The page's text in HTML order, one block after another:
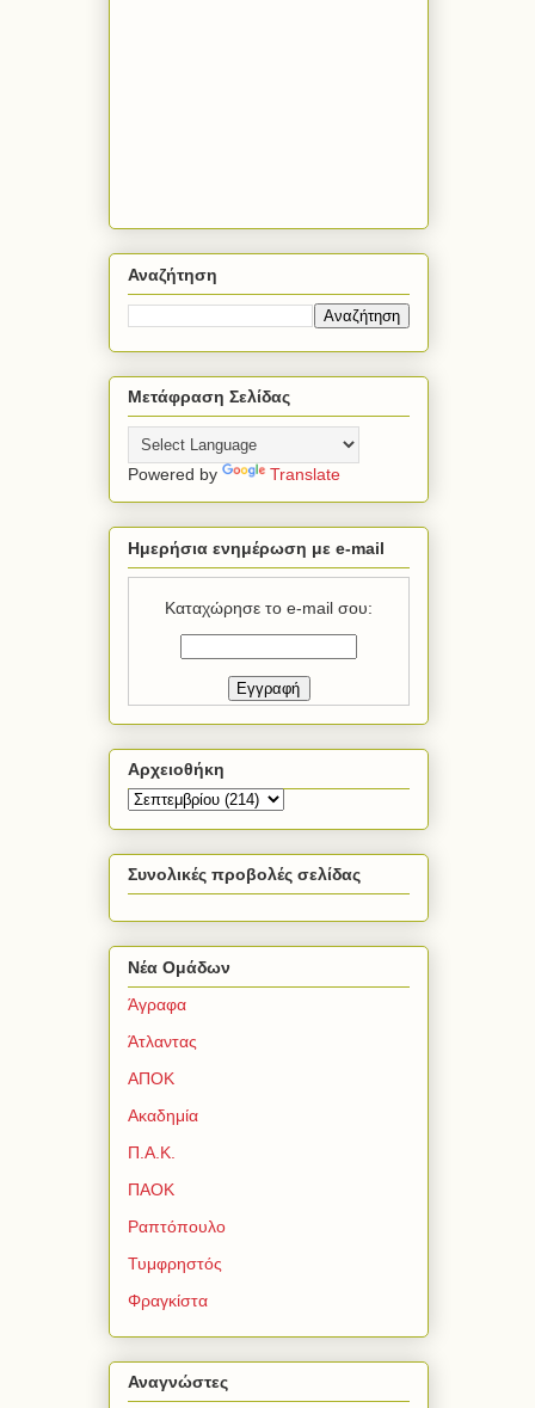
Αναζήτηση
Μετάφραση Σελίδας
Powered by Translate
Ημερήσια ενημέρωση με e-mail
Καταχώρησε το e-mail σου:
Αρχειοθήκη
Συνολικές προβολές σελίδας
Νέα Ομάδων
Άγραφα
Άτλαντας
ΑΠΟΚ
Ακαδημία
Π.Α.Κ.
ΠΑΟΚ
Ραπτόπουλο
Τυμφρηστός
Φραγκίστα
Αναγνώστες